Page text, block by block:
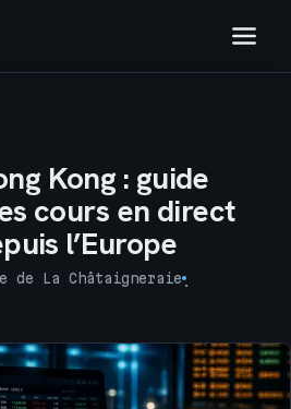
Kong : guide
cours en direct
l’Europe
de La Châtaigneraie
·